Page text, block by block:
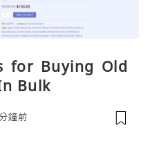
for Buying Old
Bulk
鐘前